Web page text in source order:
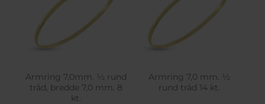
Armring 7,0mm. ½ rund
tråd, bredde 7,0 mm. 8
kt.
Armring 7,0 mm. ½
rund tråd 14 kt.